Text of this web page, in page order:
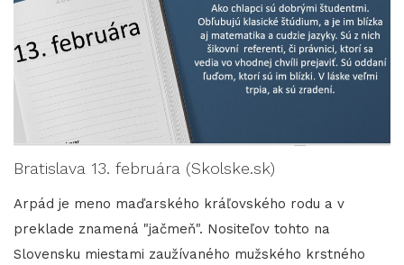
Bratislava 13. februára (Skolske.sk)
Arpád je meno maďarského kráľovského rodu a v
preklade znamená "jačmeň". Nositeľov tohto na
Slovensku miestami zaužívaného mužského krstného